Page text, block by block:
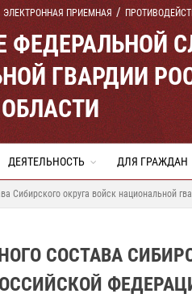
ЭЛЕКТРОННАЯ ПРИЕМНАЯ
ФЕДЕРАЛЬНОЙ
ГВАРДИИ
ДЕЯТЕЛЬНОСТЬ ДЛЯ ГРАЖДАН
Сибирского округа войск национальной
СОСТАВА